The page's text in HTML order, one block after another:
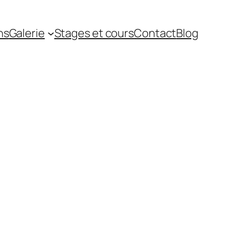
Galerie Stages et coursContactBlog